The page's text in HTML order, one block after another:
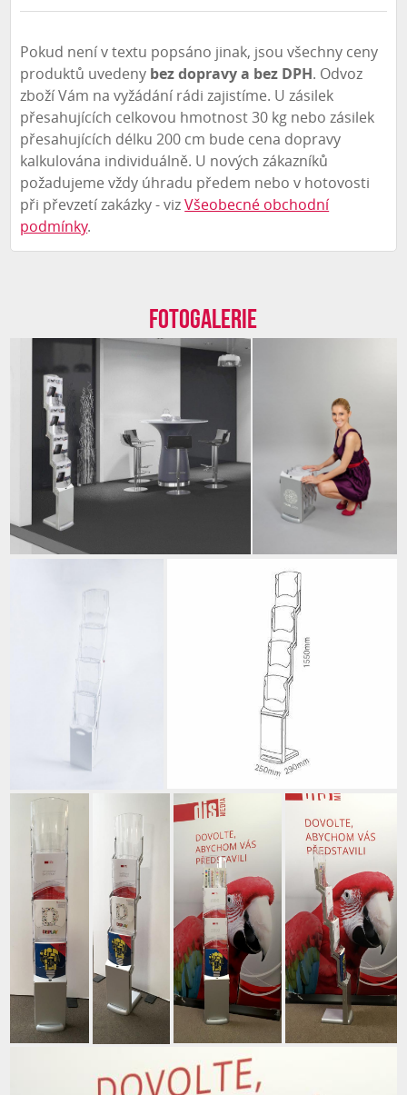
Pokud není v textu popsáno jinak, jsou všechny ceny
produktů uvedeny bez dopravy a bez DPH. Odvoz
zboží Vám na vyžádání rádi zajistíme. U zásilek
přesahujících celkovou hmotnost 30 kg nebo zásilek
přesahujících délku 200 cm bude cena dopravy
kalkulována individuálně. U nových zákazníků
požadujeme vždy úhradu předem nebo v hotovosti
při převzetí zakázky - vizVšeobecné obchodní
podmínky.
Fotogalerie